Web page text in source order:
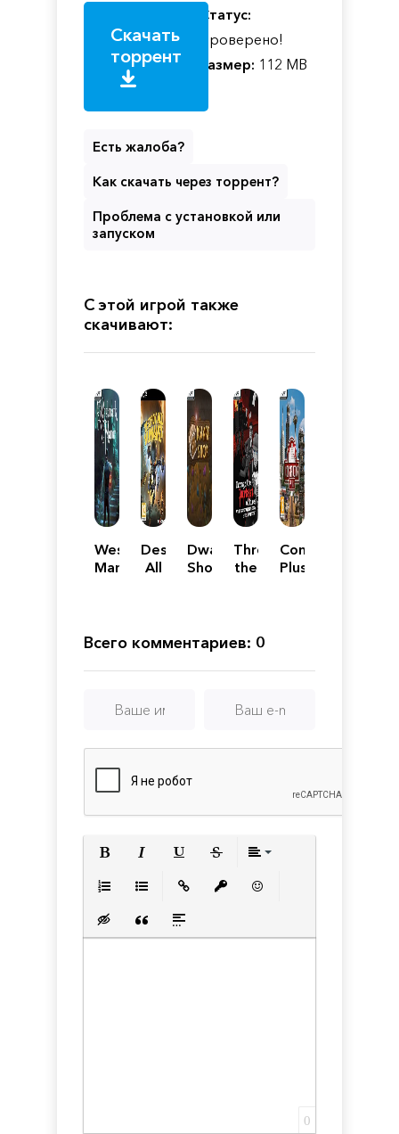
Скачать
торрент
Статус:
Проверено!
Размер: 112 MB
Есть жалоба?
Как скачать через торрент?
Проблема с установкой или
запуском
С этой игрой также
скачивают:
Westmark
Manor
Destroy
All
Dwarf
Shop
Through
the
Constructor
Plus
Всего комментариев: 0
Вставка скрытого текста
Вставка цитаты
Вставка спойлера
0